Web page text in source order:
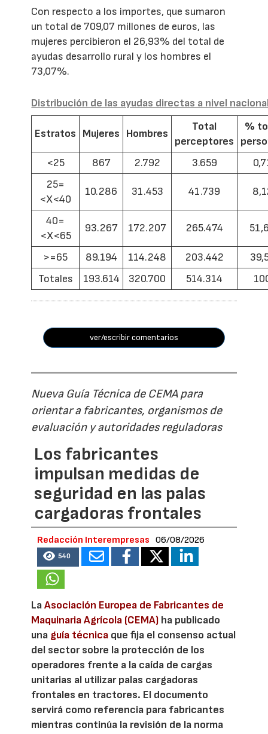
Con respecto a los importes, que sumaron
un total de 709,07 millones de euros, las
mujeres percibieron el 26,93% del total de
ayudas desarrollo rural y los hombres el
73,07%.
Distribución de las ayudas directas a nivel
Estratos Mujeres Hombres
Total
perceptores
%
<25
867 2.792 3.659
25=
<X<40
10.286 31.453 41.739
40=
<X<65
93.267 172.207 265.474
>=65 89.194 114.248 203.442
Totales
193.614 320.700 514.314
ver/escribir comentarios
Nueva Guía Técnica de CEMA para
orientar a fabricantes, organismos de
evaluación y autoridades reguladoras
Los fabricantes
impulsan medidas de
seguridad en las palas
cargadoras frontales
Redacción Interempresas 06/08/2026
540
LaAsociación Europea de Fabricantes de
Maquinaria Agrícola (CEMA) ha publicado
una guía técnica que fija el consenso actual
del sector sobre la protección de los
operadores frente a la caída de cargas
unitarias al utilizar palas cargadoras
frontales en tractores. El documento
servirá como referencia para fabricantes
mientras continúa la revisión de la norma